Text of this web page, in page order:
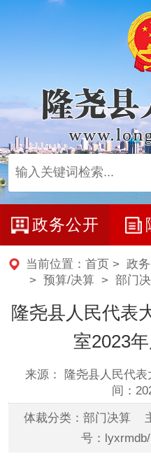
政务公开
当前位置： 首页 > 政
> 预算/决算> 部门
隆尧县人民代表
室2023
来源： 隆尧县人民代
间：
体裁分类：部门决算
号：